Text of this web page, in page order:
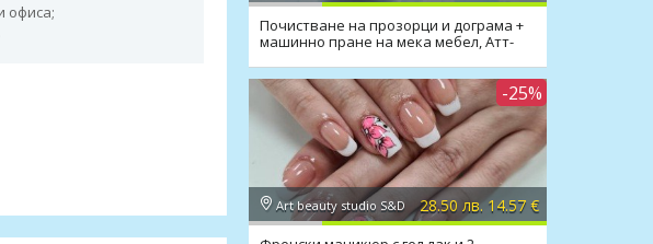
офиса;
Почистване на прозорци и дограма +
машинно пране на мека мебел, Атт-
-25%
Art beauty studio S&D 28.50 лв. 14.57 €